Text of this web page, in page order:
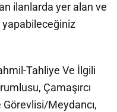
ilanlarda yer alan ve
yapabileceğiniz
Tahliye Ve İlgili
Çamaşırcı
Meydancı,